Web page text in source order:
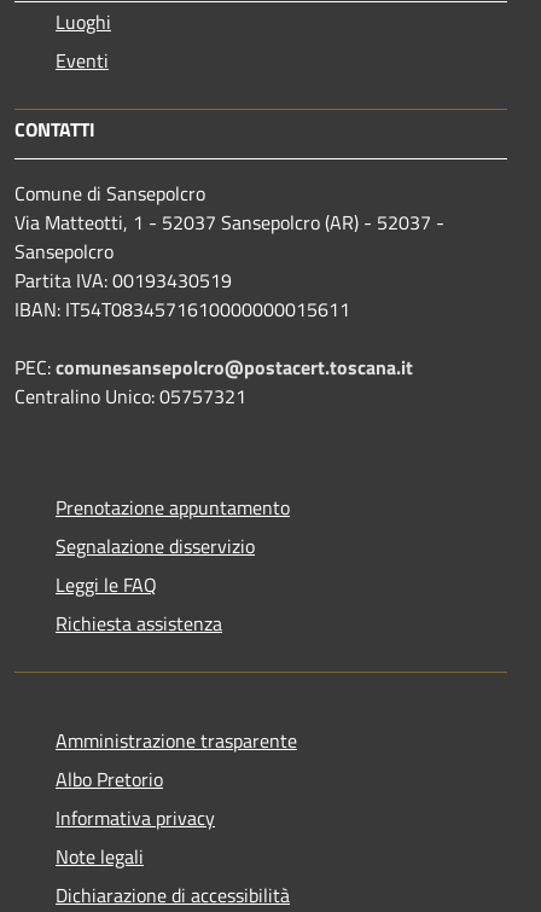
Luoghi
Eventi
CONTATTI
Comune di Sansepolcro
Via Matteotti, 1 - 52037 Sansepolcro (AR) - 52037 -
Sansepolcro
Partita IVA: 00193430519
IBAN: IT54T0834571610000000015611
PEC:comunesansepolcro@postacert.toscana.it
Centralino Unico: 05757321
Prenotazione appuntamento
Segnalazione disservizio
Leggi le FAQ
Richiesta assistenza
Amministrazione trasparente
Albo Pretorio
Informativa privacy
Note legali
Dichiarazione di accessibilità